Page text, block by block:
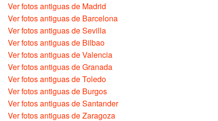
Ver fotos antiguas de Madrid
Ver fotos antiguas de Barcelona
Ver fotos antiguas de Sevilla
Ver fotos antiguas de Bilbao
Ver fotos antiguas de Valencia
Ver fotos antiguas de Granada
Ver fotos antiguas de Toledo
Ver fotos antiguas de Burgos
Ver fotos antiguas de Santander
Ver fotos antiguas de Zaragoza